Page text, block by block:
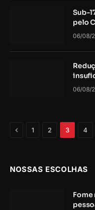
Sub-
pelo
06/08/
06/08/
Anterior
1 2 3 4
NOSSAS ESCOLHAS